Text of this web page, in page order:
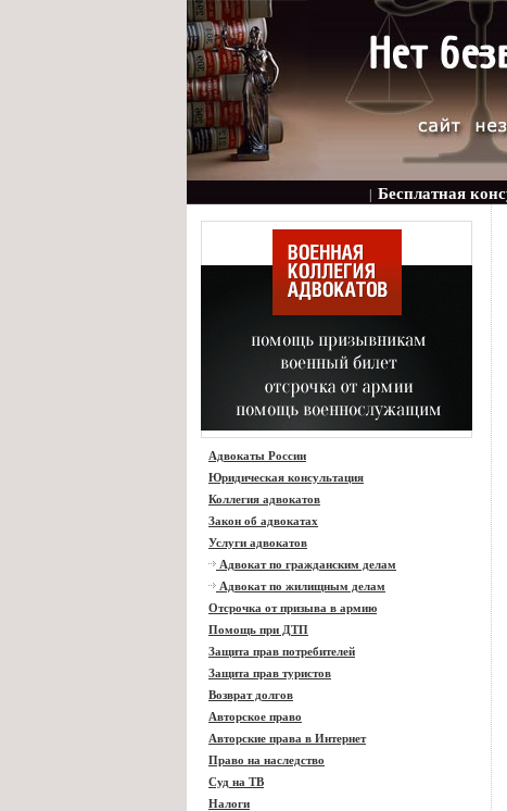
Бесплатная
Адвокаты России
Юридическая консультация
Коллегия адвокатов
Закон об адвокатах
Услуги адвокатов
Адвокат по гражданским делам
Адвокат по жилищным делам
Отсрочка от призыва в армию
Помощь при ДТП
Защита прав потребителей
Защита прав туристов
Возврат долгов
Авторское право
Авторские права в Интернет
Право на наследство
Суд на ТВ
Налоги